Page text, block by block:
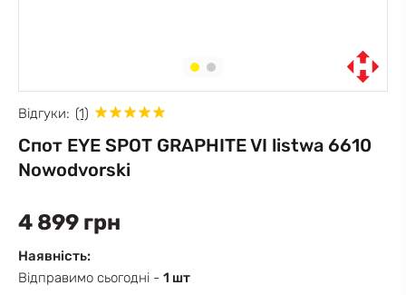
Відгуки: (1)
Спот EYE SPOT GRAPHITE VI listwa 6610
Nowodvorski
4 899 грн
Наявність:
Відправимо сьогодні - 1 шт